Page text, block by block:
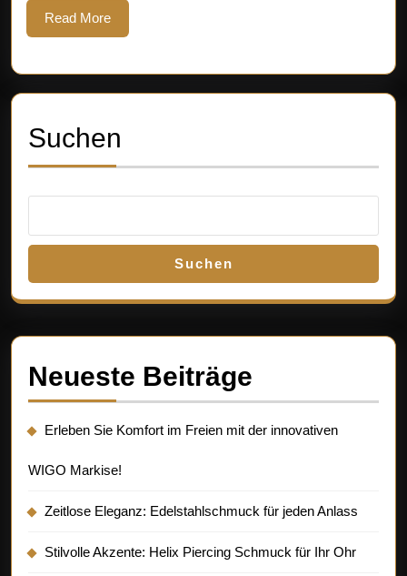
Read MoreRead
More
Suchen
Suchen
Neueste Beiträge
Erleben Sie Komfort im Freien mit der innovativen
WIGO Markise!
Zeitlose Eleganz: Edelstahlschmuck für jeden Anlass
Stilvolle Akzente: Helix Piercing Schmuck für Ihr Ohr